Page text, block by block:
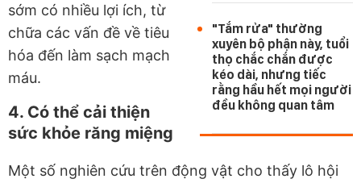
"Tắm rửa" thường
xuyên bộ phận này, tuổi
thọ chắc chắn được
kéo dài, nhưng tiếc
rằng hầu hết mọi người
đều không quan tâm
sớm có nhiều lợi ích, từ
chữa các vấn đề về tiêu
hóa đến làm sạch mạch
máu.
4. Có thể cải thiện
sức khỏe răng miệng
Một số nghiên cứu trên động vật cho thấy lô hội